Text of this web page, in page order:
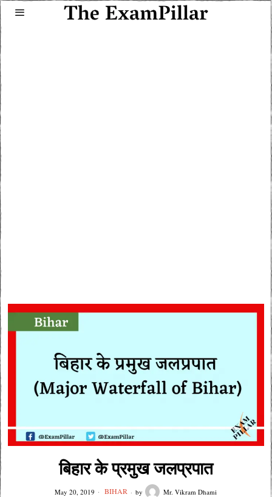
बिहार के प्रमुख जलप्रपात
May 20, 2019 BIHAR by Mr. Vikram Dhami